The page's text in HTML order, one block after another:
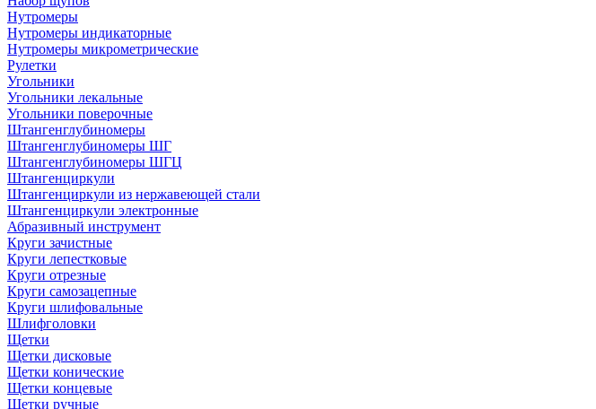
Нутромеры
Нутромеры индикаторные
Нутромеры микрометрические
Рулетки
Угольники
Угольники лекальные
Угольники поверочные
Штангенглубиномеры
Штангенглубиномеры ШГ
Штангенглубиномеры ШГЦ
Штангенциркули
Штангенциркули из нержавеющей стали
Штангенциркули электронные
Абразивный инструмент
Круги зачистные
Круги лепестковые
Круги отрезные
Круги самозацепные
Круги шлифовальные
Шлифголовки
Щетки
Щетки дисковые
Щетки конические
Щетки концевые
Щетки ручные